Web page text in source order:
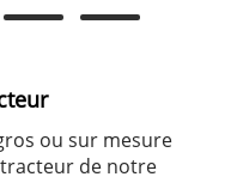
ou sur mesure
de notre